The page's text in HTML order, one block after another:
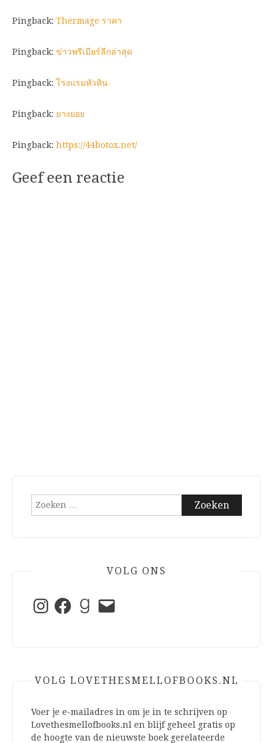
Pingback: Thermage ราคา
Pingback: ข่าวพรีเมียร์ลีกล่าสุด
Pingback: โรงแรมหัวหิน
Pingback: ยางยอย
Pingback: https://44botox.net/
Geef een reactie
Zoeken
VOLG ONS
InstagramFacebookGoodreads
E-
mail
VOLG LOVETHESMELLOFBOOKS.NL
Voer je e-mailadres in om je in te schrijven op
Lovethesmellofbooks.nl en blijf geheel gratis op
de hoogte van de nieuwste boek gerelateerde